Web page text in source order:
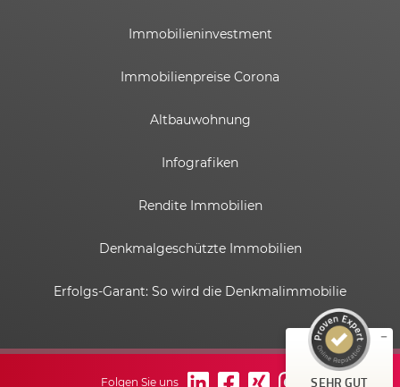
Immobilieninvestment
Immobilienpreise Corona
Altbauwohnung
Infografiken
Rendite Immobilien
Denkmalgeschützte Immobilien
Erfolgs-Garant: So wird die Denkmalimmobilie
Folgen Sie uns SEHR GUT
Empfehlungen auf
ProvenExpert.com
6
Bewertungen auf
58
Bewertungen von